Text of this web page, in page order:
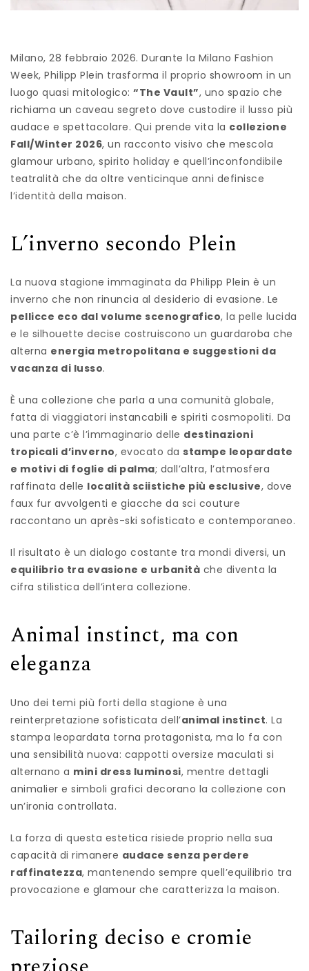
Milano, 28 febbraio 2026. Durante la Milano Fashion
Week, Philipp Plein trasforma il proprio showroom in un
luogo quasi mitologico: “The Vault”, uno spazio che
richiama un caveau segreto dove custodire il lusso più
audace e spettacolare. Qui prende vita la collezione
Fall/Winter 2026, un racconto visivo che mescola
glamour urbano, spirito holiday e quell’inconfondibile
teatralità che da oltre venticinque anni definisce
l’identità della maison.
L’inverno secondo Plein
La nuova stagione immaginata da Philipp Plein è un
inverno che non rinuncia al desiderio di evasione. Le
pellicce eco dal volume scenografico, la pelle lucida
e le silhouette decise costruiscono un guardaroba che
alterna energia metropolitana e suggestioni da
vacanza di lusso.
È una collezione che parla a una comunità globale,
fatta di viaggiatori instancabili e spiriti cosmopoliti. Da
una parte c’è l’immaginario delle destinazioni
tropicali d’inverno, evocato da stampe leopardate
e motivi di foglie di palma; dall’altra, l’atmosfera
raffinata delle località sciistiche più esclusive, dove
faux fur avvolgenti e giacche da sci couture
raccontano un après-ski sofisticato e contemporaneo.
Il risultato è un dialogo costante tra mondi diversi, un
equilibrio tra evasione e urbanità che diventa la
cifra stilistica dell’intera collezione.
Animal instinct, ma con
eleganza
Uno dei temi più forti della stagione è una
reinterpretazione sofisticata dell’animal instinct. La
stampa leopardata torna protagonista, ma lo fa con
una sensibilità nuova: cappotti oversize maculati si
alternano a mini dress luminosi, mentre dettagli
animalier e simboli grafici decorano la collezione con
un’ironia controllata.
La forza di questa estetica risiede proprio nella sua
capacità di rimanere audace senza perdere
raffinatezza, mantenendo sempre quell’equilibrio tra
provocazione e glamour che caratterizza la maison.
Tailoring deciso e cromie